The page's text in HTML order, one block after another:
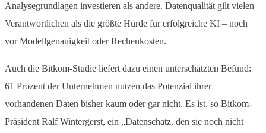
Analysegrundlagen investieren als andere. Datenqualität gilt vielen
Verantwortlichen als die größte Hürde für erfolgreiche KI – noch
vor Modellgenauigkeit oder Rechenkosten.
Auch die Bitkom-Studie liefert dazu einen unterschätzten Befund:
61 Prozent der Unternehmen nutzen das Potenzial ihrer
vorhandenen Daten bisher kaum oder gar nicht. Es ist, so Bitkom-
Präsident Ralf Wintergerst, ein „Datenschatz, den sie noch nicht